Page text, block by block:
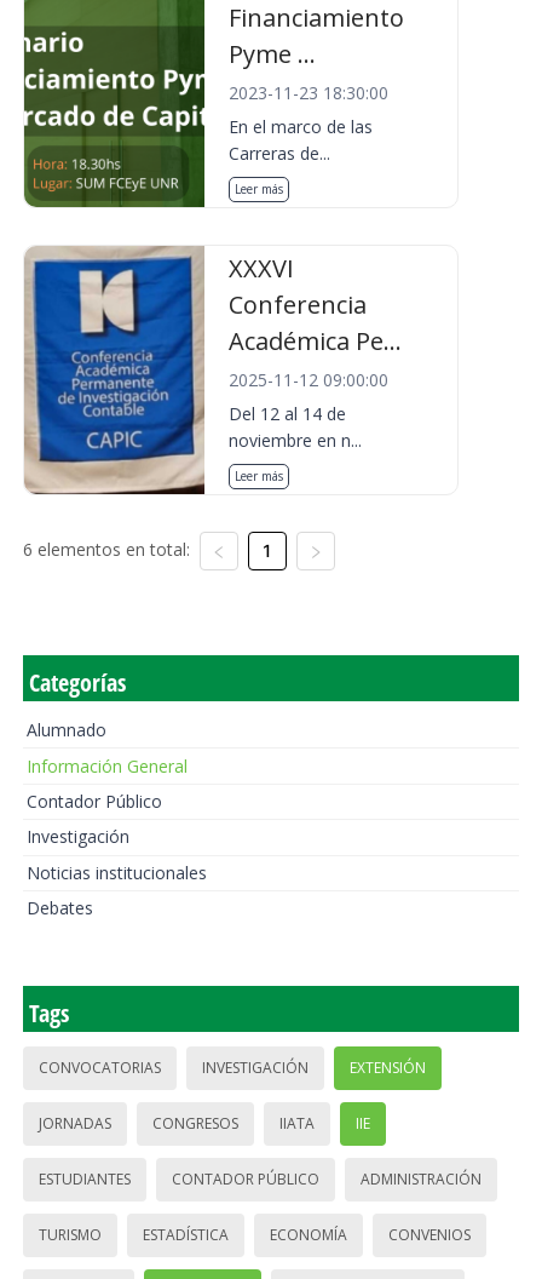
Financiamiento
Pyme ...
2023-11-23 18:30:00
En el marco de las
Carreras de...
Leer más
XXXVI
Conferencia
Académica Pe...
2025-11-12 09:00:00
Del 12 al 14 de
noviembre en n...
Leer más
6 elementos en total: 1
Categorías
Alumnado
Información General
Contador Público
Investigación
Noticias institucionales
Debates
Tags
CONVOCATORIAS INVESTIGACIÓN EXTENSIÓN
JORNADAS CONGRESOS IIATA IIE
ESTUDIANTES CONTADOR PÚBLICO ADMINISTRACIÓN
TURISMO ESTADÍSTICA ECONOMÍA CONVENIOS